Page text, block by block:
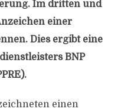
Im dritten und
einer
Dies ergibt eine
BNP
einen